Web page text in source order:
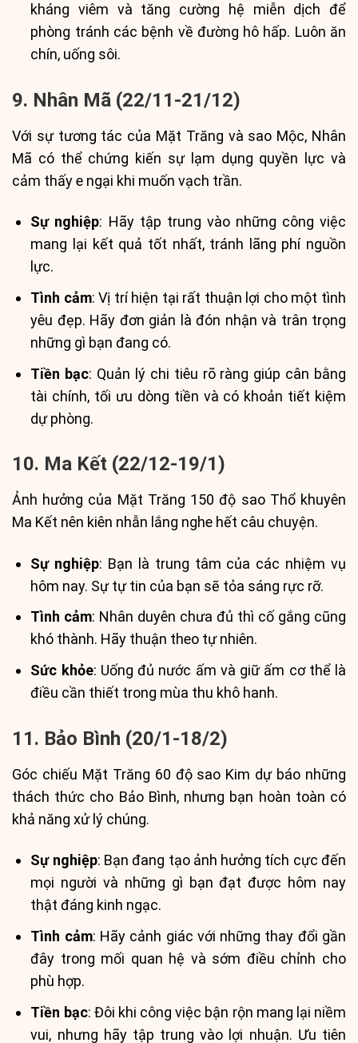
kháng viêm và tăng cường hệ miễn dịch để
phòng tránh các bệnh về đường hô hấp. Luôn ăn
chín, uống sôi.
9. Nhân Mã (22/11-21/12)
Với sự tương tác của Mặt Trăng và sao Mộc, Nhân
Mã có thể chứng kiến sự lạm dụng quyền lực và
cảm thấy e ngại khi muốn vạch trần.
Sự nghiệp: Hãy tập trung vào những công việc
mang lại kết quả tốt nhất, tránh lãng phí nguồn
lực.
Tình cảm: Vị trí hiện tại rất thuận lợi cho một tình
yêu đẹp. Hãy đơn giản là đón nhận và trân trọng
những gì bạn đang có.
Tiền bạc: Quản lý chi tiêu rõ ràng giúp cân bằng
tài chính, tối ưu dòng tiền và có khoản tiết kiệm
dự phòng.
10. Ma Kết (22/12-19/1)
Ảnh hưởng của Mặt Trăng 150 độ sao Thổ khuyên
Ma Kết nên kiên nhẫn lắng nghe hết câu chuyện.
Sự nghiệp: Bạn là trung tâm của các nhiệm vụ
hôm nay. Sự tự tin của bạn sẽ tỏa sáng rực rỡ.
Tình cảm: Nhân duyên chưa đủ thì cố gắng cũng
khó thành. Hãy thuận theo tự nhiên.
Sức khỏe: Uống đủ nước ấm và giữ ấm cơ thể là
điều cần thiết trong mùa thu khô hanh.
11. Bảo Bình (20/1-18/2)
Góc chiếu Mặt Trăng 60 độ sao Kim dự báo những
thách thức cho Bảo Bình, nhưng bạn hoàn toàn có
khả năng xử lý chúng.
Sự nghiệp: Bạn đang tạo ảnh hưởng tích cực đến
mọi người và những gì bạn đạt được hôm nay
thật đáng kinh ngạc.
Tình cảm: Hãy cảnh giác với những thay đổi gần
đây trong mối quan hệ và sớm điều chỉnh cho
phù hợp.
Tiền bạc: Đôi khi công việc bận rộn mang lại niềm
vui, nhưng hãy tập trung vào lợi nhuận. Ưu tiên